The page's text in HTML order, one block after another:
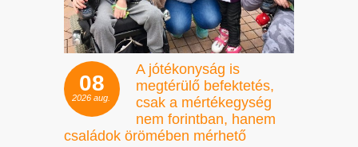
08
2026 aug.
A jótékonyság is
megtérülő befektetés,
csak a mértékegység
nem forintban, hanem
családok örömében mérhető